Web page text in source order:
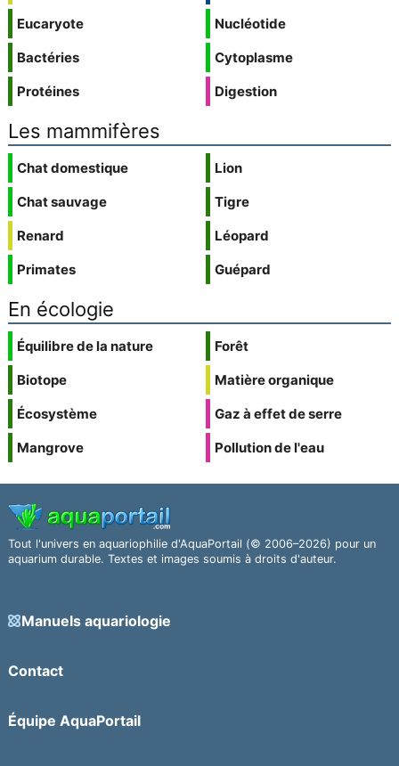
Eucaryote
Bactéries
Protéines
Nucléotide
Cytoplasme
Digestion
Les mammifères
Chat domestique
Chat sauvage
Renard
Primates
Lion
Tigre
Léopard
Guépard
En écologie
Équilibre de la nature
Biotope
Écosystème
Mangrove
Forêt
Matière organique
Gaz à effet de serre
Pollution de l'eau
Tout l'univers en aquariophilie d'AquaPortail (© 2006–2026) pour un
aquarium durable. Textes et images soumis à droits d'auteur.
Manuels aquariologie
Contact
Équipe AquaPortail